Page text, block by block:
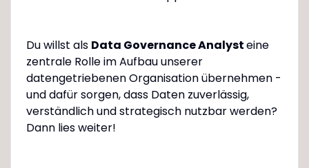
Du willst als Data Governance Analysteine
zentrale Rolle im Aufbau unserer
datengetriebenen Organisation übernehmen -
und dafür sorgen, dass Daten zuverlässig,
verständlich und strategisch nutzbar werden?
Dann lies weiter!